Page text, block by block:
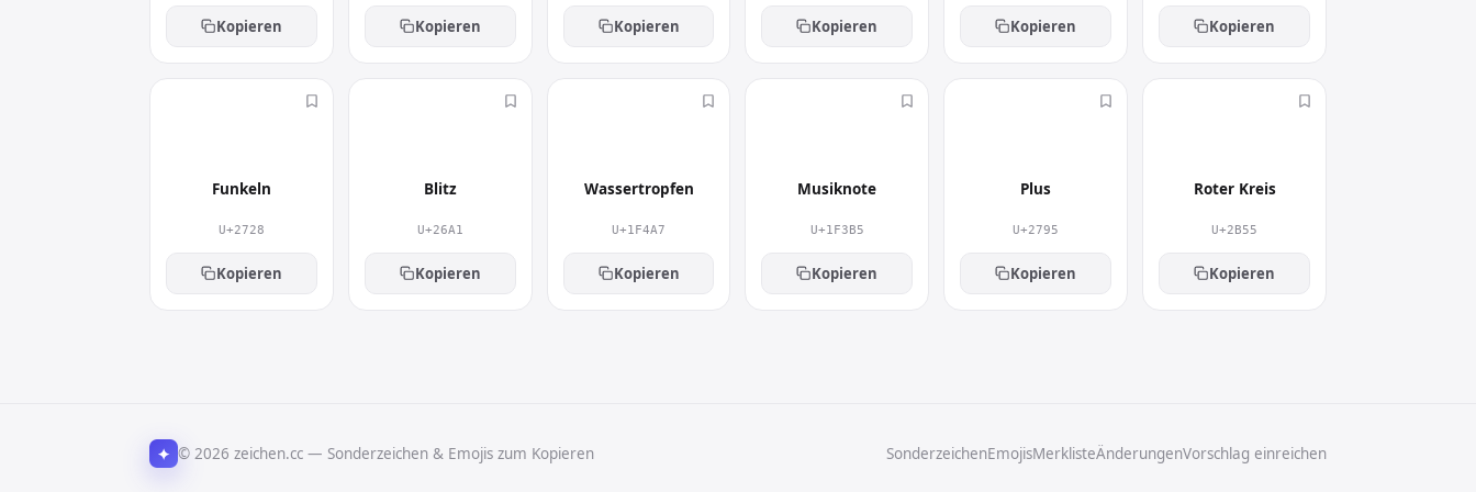
Kopieren Kopieren Kopieren Kopieren Kopieren Kopieren
Funkeln
U+2728
Kopieren
Blitz
U+26A1
Kopieren
Wassertropfen
U+1F4A7
Kopieren
Musiknote
U+1F3B5
Kopieren
Plus
U+2795
Kopieren
Roter Kreis
U+2B55
Kopieren
✦ © 2026 zeichen.cc — Sonderzeichen & Emojis zum Kopieren SonderzeichenEmojisMerklisteÄnderungenVorschlag einreichen